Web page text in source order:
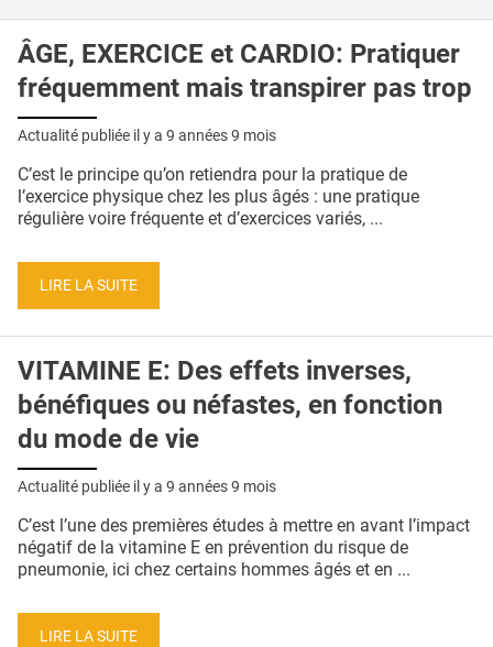
ÂGE, EXERCICE et CARDIO: Pratiquer
fréquemment mais transpirer pas trop
Actualité publiée il y a 9 années 9 mois
C’est le principe qu’on retiendra pour la pratique de
l’exercice physique chez les plus âgés : une pratique
régulière voire fréquente et d’exercices variés, ...
LIRE LA SUITE
VITAMINE E: Des effets inverses,
bénéfiques ou néfastes, en fonction
du mode de vie
Actualité publiée il y a 9 années 9 mois
C’est l’une des premières études à mettre en avant l’impact
négatif de la vitamine E en prévention du risque de
pneumonie, ici chez certains hommes âgés et en ...
LIRE LA SUITE